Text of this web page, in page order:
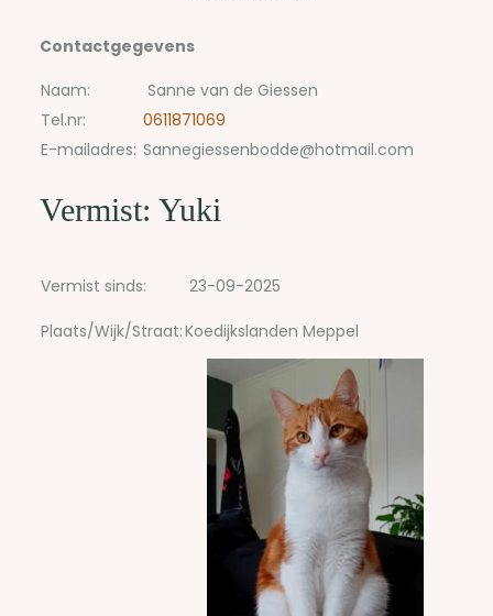
Contactgegevens
Naam:
Sanne van de Giessen
Tel.nr:
0611871069
E-mailadres: Sannegiessenbodde@hotmail.com
Vermist: Yuki
Vermist sinds: 23-09-2025
Plaats/Wijk/Straat:Koedijkslanden Meppel